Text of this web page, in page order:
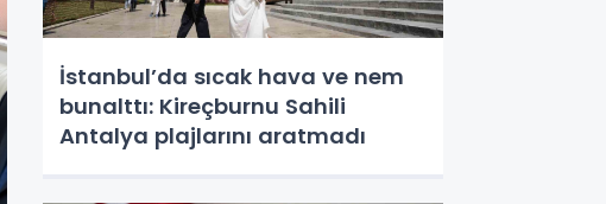
İstanbul’da sıcak hava ve nem
bunalttı: Kireçburnu Sahili
Antalya plajlarını aratmadı